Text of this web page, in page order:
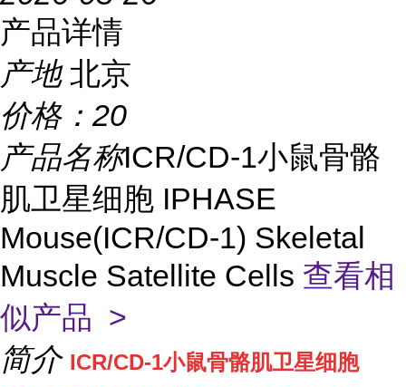
产品详情
产地 北京
价格： 20
产品名称ICR/CD-1小鼠骨骼
肌卫星细胞 IPHASE
Mouse(ICR/CD-1) Skeletal
Muscle Satellite Cells 查看相
似产品 >
简介 ICR/CD-1小鼠骨骼肌卫星细胞